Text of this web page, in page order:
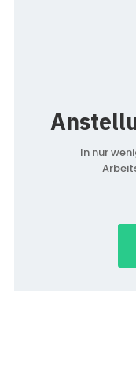
In nur